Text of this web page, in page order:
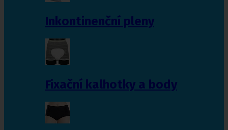
Inkontinenční pleny
Fixační kalhotky a body